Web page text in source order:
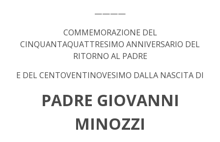
————
COMMEMORAZIONE DEL
CINQUANTAQUATTRESIMO ANNIVERSARIO DEL
RITORNO AL PADRE
E DEL CENTOVENTINOVESIMO DALLA NASCITA DI
PADRE GIOVANNI
MINOZZI